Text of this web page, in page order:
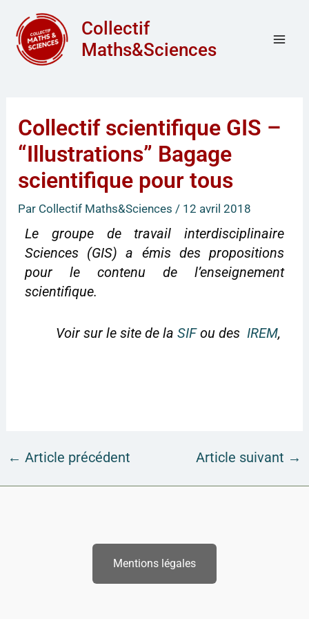
contenu
Collectif
Maths&Sciences
Collectif scientifique GIS –
“Illustrations” Bagage
scientifique pour tous
Par Collectif Maths&Sciences/ 12 avril 2018
Le groupe de travail interdisciplinaire
Sciences (GIS) a émis des propositions
pour le contenu de l’enseignement
scientifique.
Voir sur le site de la SIFou des IREM,
← Article précédent Article suivant →
Mentions légales